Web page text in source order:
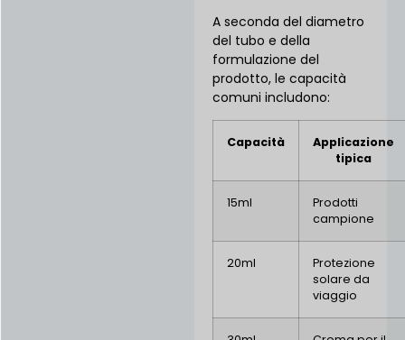
A seconda del diametro
del tubo e della
formulazione del
prodotto, le capacità
comuni includono:
Capacità
Applicazione
tipica
15ml
Prodotti
campione
20ml
Protezione
solare da
viaggio